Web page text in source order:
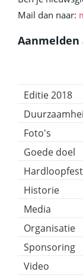
Mail dan naar:
Editie 2018
Foto's
Goede doel
Historie
Media
Organisatie
Sponsoring
Video